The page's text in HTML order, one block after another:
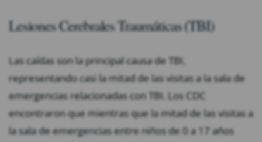
Lesiones Cerebrales Traumáticas (TBI)
Las caídas son la principal causa de TBI,
representando casi la mitad de las visitas a la sala de
emergencias relacionadas con TBI. Los CDC
encontraron que mientras que la mitad de las visitas a
la sala de emergencias entre niños de 0 a 17 años